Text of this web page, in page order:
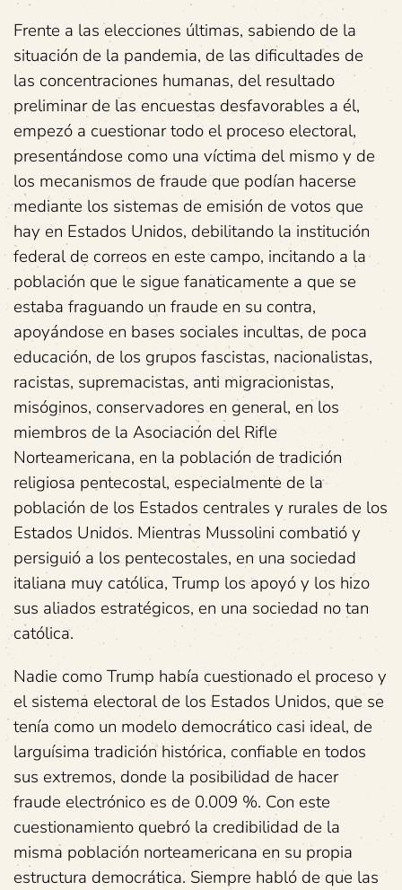
Frente a las elecciones últimas, sabiendo de la
situación de la pandemia, de las dificultades de
las concentraciones humanas, del resultado
preliminar de las encuestas desfavorables a él,
empezó a cuestionar todo el proceso electoral,
presentándose como una víctima del mismo y de
los mecanismos de fraude que podían hacerse
mediante los sistemas de emisión de votos que
hay en Estados Unidos, debilitando la institución
federal de correos en este campo, incitando a la
población que le sigue fanaticamente a que se
estaba fraguando un fraude en su contra,
apoyándose en bases sociales incultas, de poca
educación, de los grupos fascistas, nacionalistas,
racistas, supremacistas, anti migracionistas,
misóginos, conservadores en general, en los
miembros de la Asociación del Rifle
Norteamericana, en la población de tradición
religiosa pentecostal, especialmente de la
población de los Estados centrales y rurales de los
Estados Unidos. Mientras Mussolini combatió y
persiguió a los pentecostales, en una sociedad
italiana muy católica, Trump los apoyó y los hizo
sus aliados estratégicos, en una sociedad no tan
católica.
Nadie como Trump había cuestionado el proceso y
el sistema electoral de los Estados Unidos, que se
tenía como un modelo democrático casi ideal, de
larguísima tradición histórica, confiable en todos
sus extremos, donde la posibilidad de hacer
fraude electrónico es de 0.009 %. Con este
cuestionamiento quebró la credibilidad de la
misma población norteamericana en su propia
estructura democrática. Siempre habló de que las